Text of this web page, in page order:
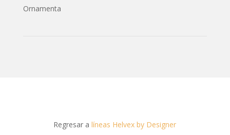
Ornamenta
Regresar alíneas Helvex by Designer